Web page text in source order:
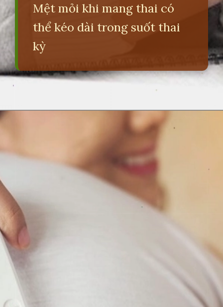
Mệt mỏi khi mang thai có
thể kéo dài trong suốt thai
kỳ